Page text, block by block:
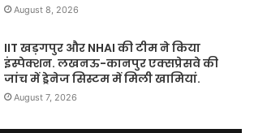
August 8, 2026
IIT खड़गपुर और NHAI की टीम ने किया
इंस्पेक्शन. लखनऊ-कानपुर एक्सप्रेसवे की
जांच में ड्रेनेज सिस्टम में मिली खामियां.
August 7, 2026